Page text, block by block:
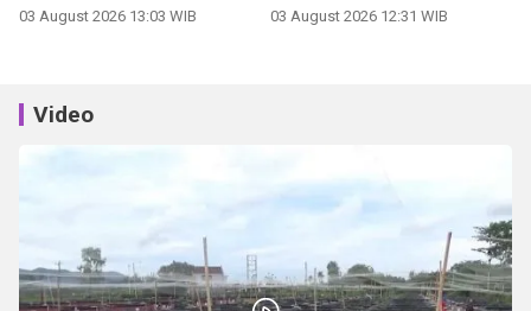
03 August 2026 13:03 WIB 03 August 2026 12:31 WIB
Video